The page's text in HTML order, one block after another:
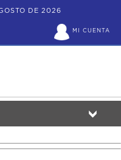
DE 2026
MI CUENTA